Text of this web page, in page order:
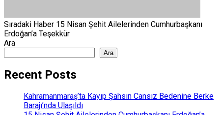
Sıradaki Haber 15 Nisan Şehit Ailelerinden Cumhurbaşkanı
Erdoğan’a Teşekkür
Ara
Ara
Recent Posts
Kahramanmaraş’ta Kayıp Şahsın Cansız Bedenine Berke
Barajı’nda Ulaşıldı